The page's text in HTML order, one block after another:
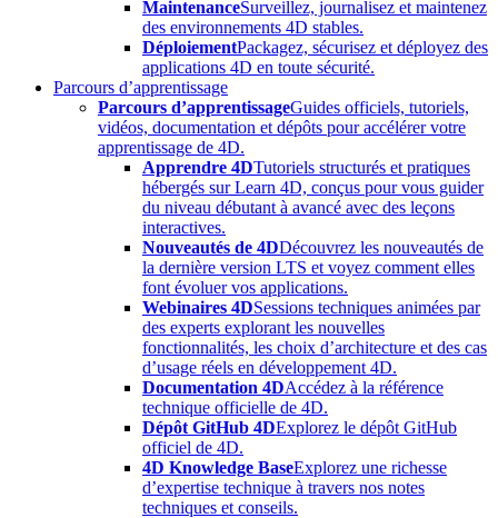
MaintenanceSurveillez, journalisez et maintenez
des environnements 4D stables.
DéploiementPackagez, sécurisez et déployez des
applications 4D en toute sécurité.
Parcours d’apprentissage
Parcours d’apprentissageGuides officiels, tutoriels,
vidéos, documentation et dépôts pour accélérer votre
apprentissage de 4D.
Apprendre 4DTutoriels structurés et pratiques
hébergés sur Learn 4D, conçus pour vous guider
du niveau débutant à avancé avec des leçons
interactives.
Nouveautés de 4DDécouvrez les nouveautés de
la dernière version LTS et voyez comment elles
font évoluer vos applications.
Webinaires 4DSessions techniques animées par
des experts explorant les nouvelles
fonctionnalités, les choix d’architecture et des cas
d’usage réels en développement 4D.
Documentation 4DAccédez à la référence
technique officielle de 4D.
Dépôt GitHub 4DExplorez le dépôt GitHub
officiel de 4D.
4D Knowledge BaseExplorez une richesse
d’expertise technique à travers nos notes
techniques et conseils.